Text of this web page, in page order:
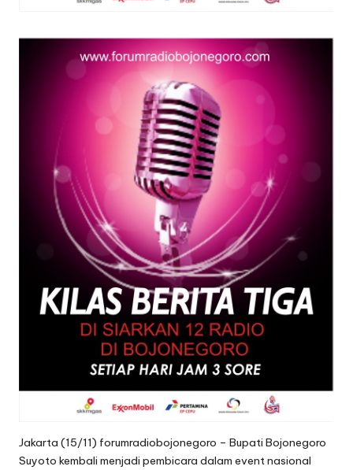
Jakarta (15/11) forumradiobojonegoro – Bupati Bojonegoro
Suyoto kembali menjadi pembicara dalam event nasional